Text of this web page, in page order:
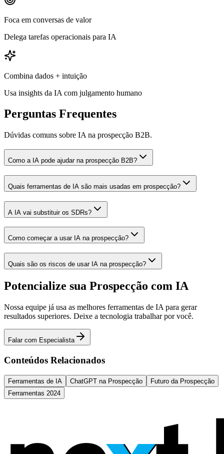
Foca em conversas de valor
Delega tarefas operacionais para IA
Combina dados + intuição
Usa insights da IA com julgamento humano
Perguntas Frequentes
Dúvidas comuns sobre IA na prospecção B2B.
Como a IA pode ajudar na prospecção B2B?
Quais ferramentas de IA são mais usadas em prospecção?
A IA vai substituir os SDRs?
Como começar a usar IA na prospecção?
Quais são os riscos de usar IA na prospecção?
Potencialize sua Prospecção com IA
Nossa equipe já usa as melhores ferramentas de IA para gerar
resultados superiores. Deixe a tecnologia trabalhar por você.
Falar com Especialista
Conteúdos Relacionados
Ferramentas de IA ChatGPT na Prospecção
Futuro da Prospecção
Ferramentas 2024